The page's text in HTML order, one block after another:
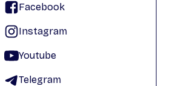
Facebook
Instagram
Youtube
Telegram